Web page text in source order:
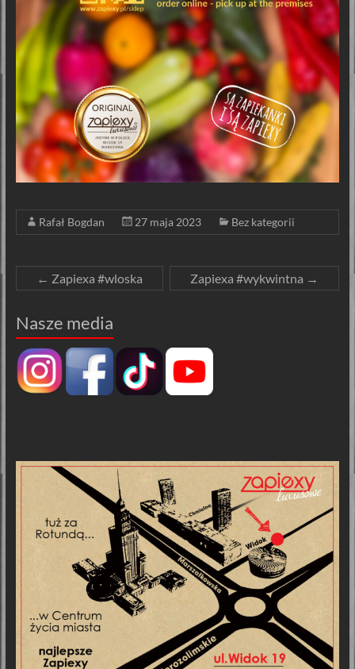
Rafał Bogdan 27 maja 2023 Bez kategorii
← Zapiexa #wloska Zapiexa #wykwintna →
Nasze media